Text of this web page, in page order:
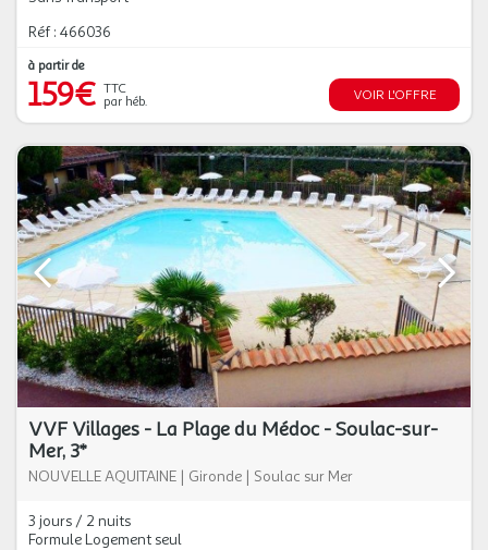
Réf : 466036
à partir de
159€ TTC
par héb.
VOIR L'OFFRE
VVF Villages - La Plage du Médoc - Soulac-sur-
Mer, 3*
NOUVELLE AQUITAINE | Gironde | Soulac sur Mer
3 jours / 2 nuits
Formule Logement seul